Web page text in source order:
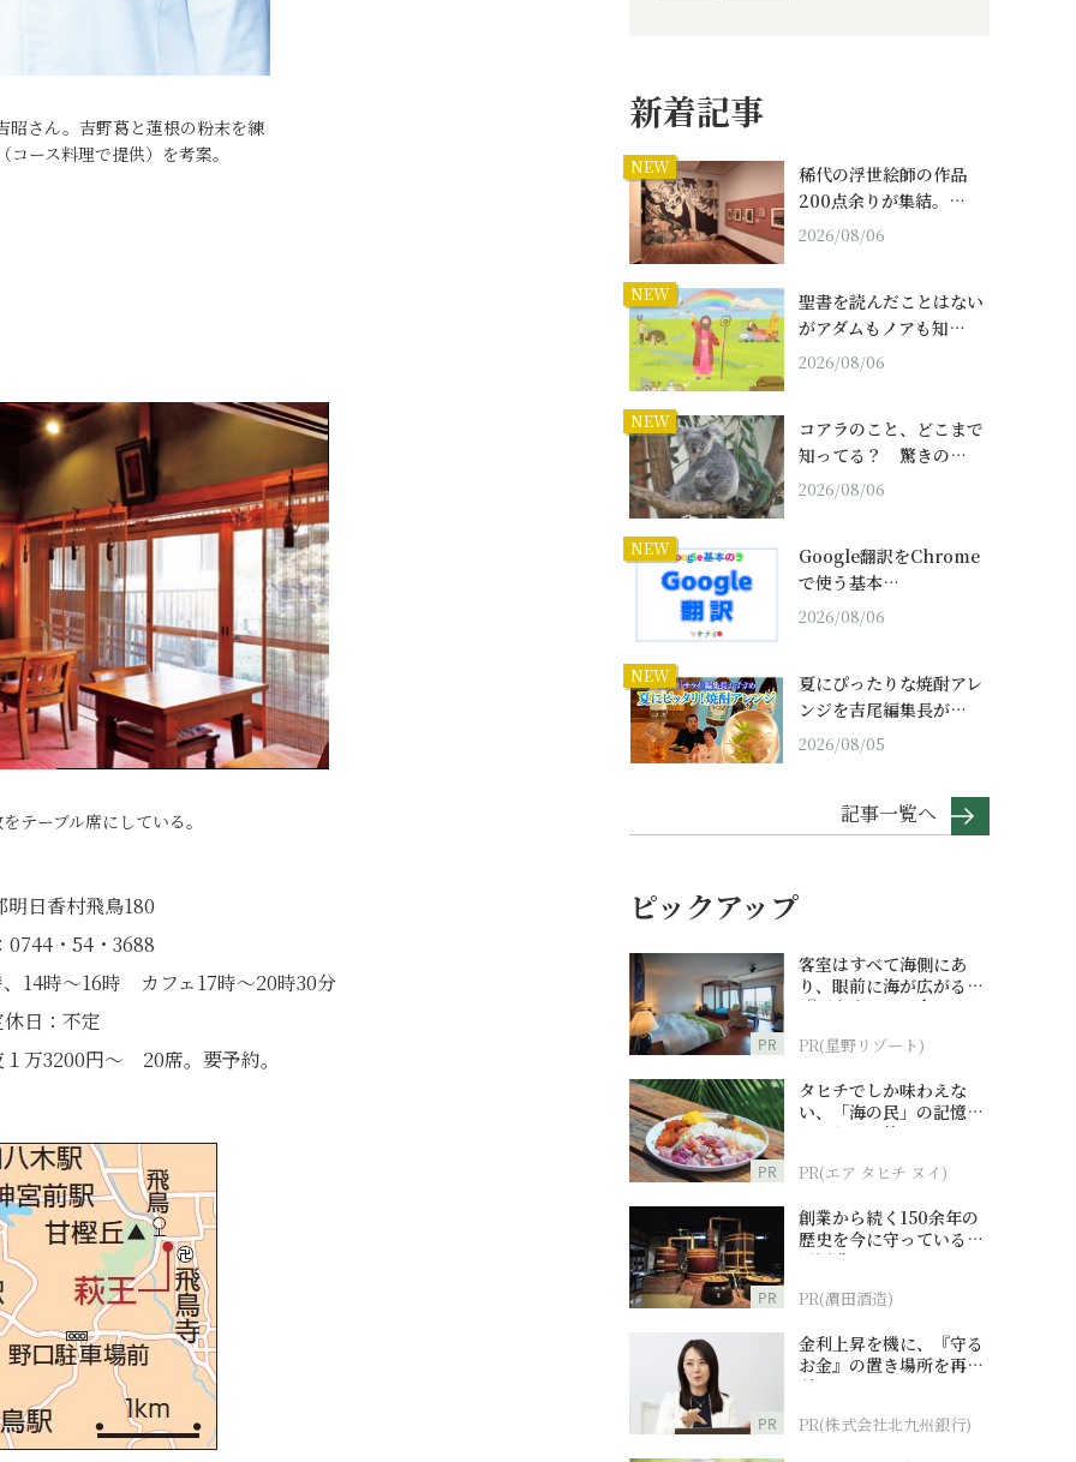
昭さん。吉野葛と蓮根の粉末を練
コース料理で提供）を考案。
テーブル席にしている。
明日香村飛鳥180
0744・54・3688
14時～16時 カフェ17時～20時30分
休日：不定
万3200円～ 20席。要予約。
新着記事
NEW
稀代の浮世絵師の作品
200点余りが集結。…
2026/08/06
NEW
聖書を読んだことはない
がアダムもノアも知…
2026/08/06
NEW
コアラのこと、どこまで
知ってる？ 驚きの…
2026/08/06
NEW
Google翻訳をChrome
で使う基本…
2026/08/06
NEW
夏にぴったりな焼酎アレ
ンジを吉尾編集長が…
2026/08/05
記事一覧へ
ピックアップ
PR
客室はすべて海側にあ
り、眼前に海が広がる
『西表島ホテル by 星野
PR(星野リゾート)
PR
タヒチでしか味わえな
い、「海の民」の記憶へ
とつながる旅
PR(エア タヒチ ヌイ)
PR
創業から続く150余年の
歴史を今に守っている濵
田酒造
PR(濵田酒造)
PR
金利上昇を機に、『守る
お金』の置き場所を再検
討
PR(株式会社北九州銀行)